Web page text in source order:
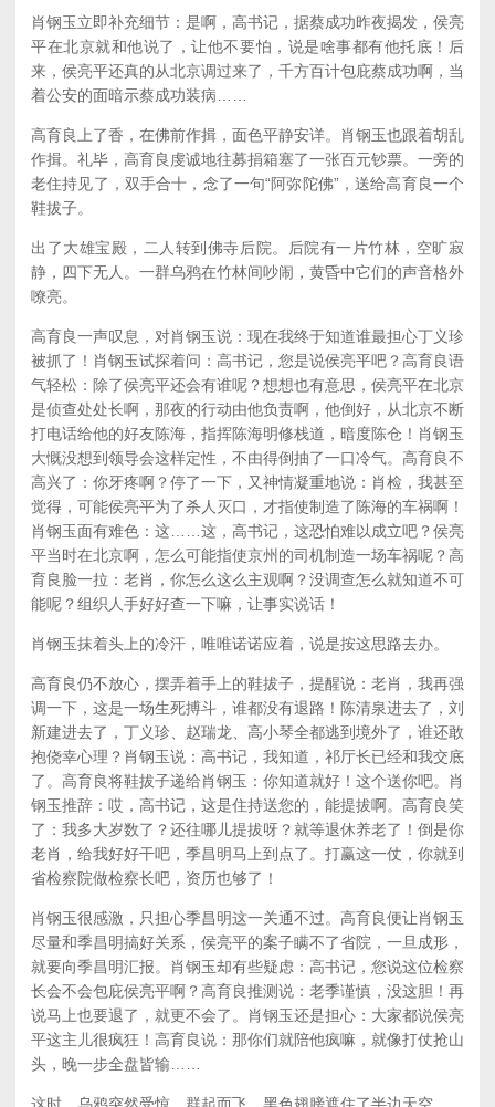
肖钢玉立即补充细节：是啊，高书记，据蔡成功昨夜揭发，侯亮
平在北京就和他说了，让他不要怕，说是啥事都有他托底！后
来，侯亮平还真的从北京调过来了，千方百计包庇蔡成功啊，当
着公安的面暗示蔡成功装病……
高育良上了香，在佛前作揖，面色平静安详。肖钢玉也跟着胡乱
作揖。礼毕，高育良虔诚地往募捐箱塞了一张百元钞票。一旁的
老住持见了，双手合十，念了一句“阿弥陀佛”，送给高育良一个
鞋拔子。
出了大雄宝殿，二人转到佛寺后院。后院有一片竹林，空旷寂
静，四下无人。一群乌鸦在竹林间吵闹，黄昏中它们的声音格外
嘹亮。
高育良一声叹息，对肖钢玉说：现在我终于知道谁最担心丁义珍
被抓了！肖钢玉试探着问：高书记，您是说侯亮平吧？高育良语
气轻松：除了侯亮平还会有谁呢？想想也有意思，侯亮平在北京
是侦查处处长啊，那夜的行动由他负责啊，他倒好，从北京不断
打电话给他的好友陈海，指挥陈海明修栈道，暗度陈仓！肖钢玉
大慨没想到领导会这样定性，不由得倒抽了一口冷气。高育良不
高兴了：你牙疼啊？停了一下，又神情凝重地说：肖检，我甚至
觉得，可能侯亮平为了杀人灭口，才指使制造了陈海的车祸啊！
肖钢玉面有难色：这……这，高书记，这恐怕难以成立吧？侯亮
平当时在北京啊，怎么可能指使京州的司机制造一场车祸呢？高
育良脸一拉：老肖，你怎么这么主观啊？没调查怎么就知道不可
能呢？组织人手好好查一下嘛，让事实说话！
肖钢玉抹着头上的冷汗，唯唯诺诺应着，说是按这思路去办。
高育良仍不放心，摆弄着手上的鞋拔子，提醒说：老肖，我再强
调一下，这是一场生死搏斗，谁都没有退路！陈清泉进去了，刘
新建进去了，丁义珍、赵瑞龙、高小琴全都逃到境外了，谁还敢
抱侥幸心理？肖钢玉说：高书记，我知道，祁厅长已经和我交底
了。高育良将鞋拔子递给肖钢玉：你知道就好！这个送你吧。肖
钢玉推辞：哎，高书记，这是住持送您的，能提拔啊。高育良笑
了：我多大岁数了？还往哪儿提拔呀？就等退休养老了！倒是你
老肖，给我好好干吧，季昌明马上到点了。打赢这一仗，你就到
省检察院做检察长吧，资历也够了！
肖钢玉很感激，只担心季昌明这一关通不过。高育良便让肖钢玉
尽量和季昌明搞好关系，侯亮平的案子瞒不了省院，一旦成形，
就要向季昌明汇报。肖钢玉却有些疑虑：高书记，您说这位检察
长会不会包庇侯亮平啊？高育良推测说：老季谨慎，没这胆！再
说马上也要退了，就更不会了。肖钢玉还是担心：大家都说侯亮
平这主儿很疯狂！高育良说：那你们就陪他疯嘛，就像打仗抢山
头，晚一步全盘皆输……